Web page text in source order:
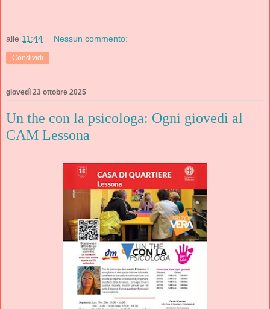
alle 11:44 Nessun commento:
Condividi
giovedì 23 ottobre 2025
Un the con la psicologa: Ogni giovedì al
CAM Lessona